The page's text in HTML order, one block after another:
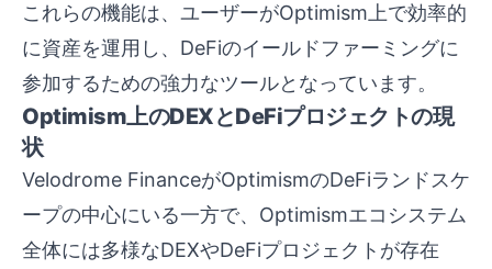
これらの機能は、ユーザーがOptimism上で効率的
に資産を運用し、DeFiのイールドファーミングに
参加するための強力なツールとなっています。
Optimism上のDEXとDeFiプロジェクトの現
状
Velodrome FinanceがOptimismのDeFiランドスケ
ープの中心にいる一方で、Optimismエコシステム
全体には多様なDEXやDeFiプロジェクトが存在